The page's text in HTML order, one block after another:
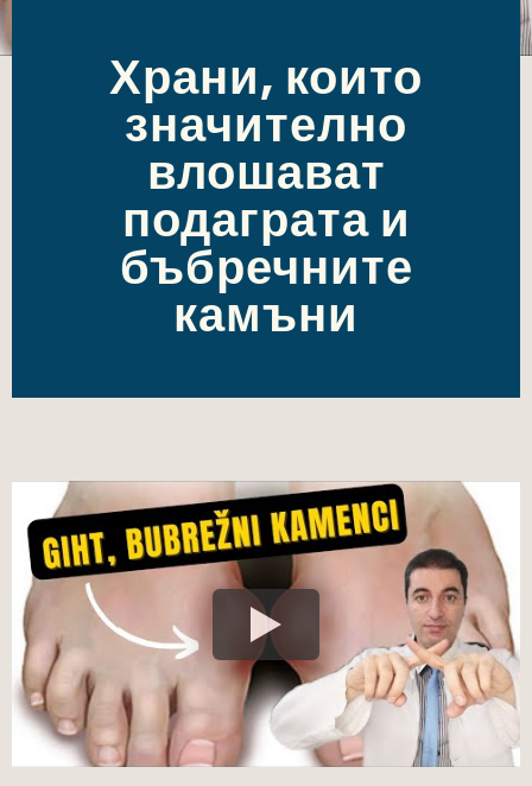
Храни, които
значително
влошават
подаграта и
бъбречните
камъни